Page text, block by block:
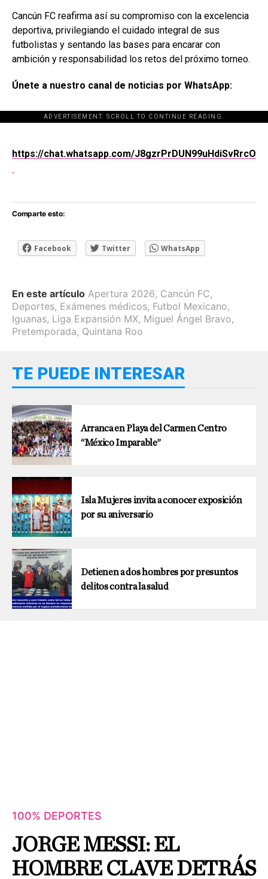
Cancún FC reafirma así su compromiso con la excelencia
deportiva, privilegiando el cuidado integral de sus
futbolistas y sentando las bases para encarar con
ambición y responsabilidad los retos del próximo torneo.
Únete a nuestro canal de noticias por WhatsApp:
ADVERTISEMENT. SCROLL TO CONTINUE READING.
[adsforwp id="243463"]
https://chat.whatsapp.com/J8gzrPrDUN99uHdiSvRrcO
Comparte esto:
Facebook Twitter WhatsApp
En este artículo Apertura 2026, Cancún FC,
Deportes, Exámenes médicos, Futbol Mexicano,
Iguanas, Liga Expansión MX, Miguel Ángel Bravo,
Pretemporada, Quintana Roo
TE PUEDE INTERESAR
Arranca en Playa del Carmen Centro
“México Imparable”
Isla Mujeres invita a conocer exposición
por su aniversario
Detienen a dos hombres por presuntos
delitos contra la salud
100% DEPORTES
JORGE MESSI: EL
HOMBRE CLAVE DETRÁS